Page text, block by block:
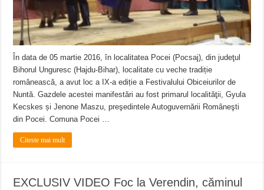
În data de 05 martie 2016, în localitatea Pocei (Pocsaj), din judeţul
Bihorul Unguresc (Hajdu-Bihar), localitate cu veche tradiție
românească, a avut loc a IX-a ediție a Festivalului Obiceiurilor de
Nuntă. Gazdele acestei manifestări au fost primarul localităţii, Gyula
Kecskes și Jenone Maszu, preşedintele Autoguvernării Româneşti
din Pocei. Comuna Pocei …
Citeste mai mult
EXCLUSIV VIDEO Foc la Verendin, căminul